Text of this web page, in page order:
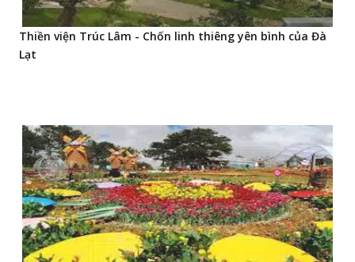
Thiền viện Trúc Lâm - Chốn linh thiêng yên bình của Đà
Lạt